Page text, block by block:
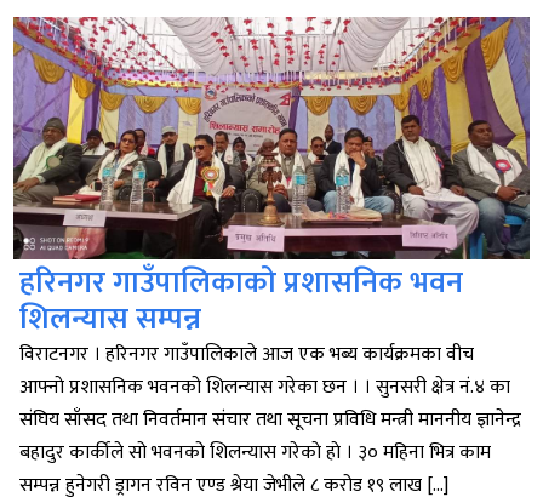
हरिनगर गाउँपालिकाको प्रशासनिक भवन
शिलन्यास सम्पन्न
विराटनगर । हरिनगर गाउँपालिकाले आज एक भब्य कार्यक्रमका वीच
आफ्नाे प्रशासनिक भवनको शिलन्यास गरेका छन । । सुनसरी क्षेत्र नं.४ का
संघिय साँसद तथा निवर्तमान संचार तथा सूचना प्रविधि मन्त्री माननीय ज्ञानेन्द्र
बहादुर कार्कीले सो भवनको शिलन्यास गरेकाे हाे । ३० महिना भित्र काम
सम्पन्न हुनेगरी ड्रागन रविन एण्ड श्रेया जेभीले ८ करोड १९ लाख […]